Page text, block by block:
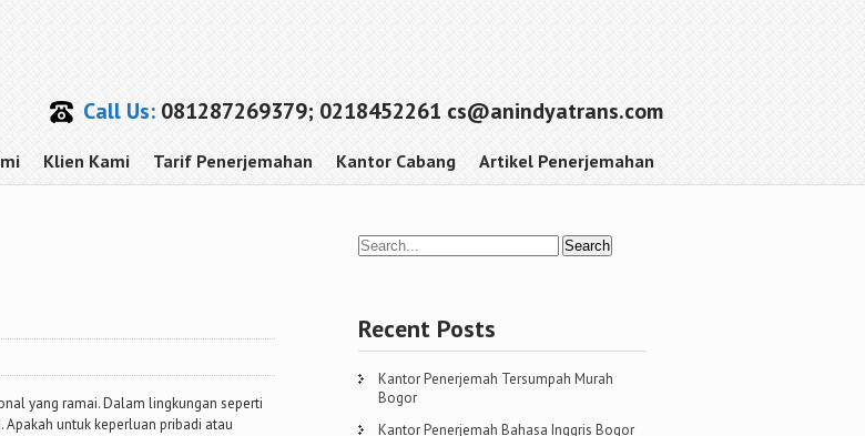
Call Us:081287269379; 0218452261 cs@anindyatrans.com
Klien Kami Tarif Penerjemahan Kantor Cabang Artikel Penerjemahan
yang ramai. Dalam lingkungan seperti
untuk keperluan pribadi atau
Recent Posts
Kantor Penerjemah Tersumpah Murah
Bogor
Kantor Penerjemah Bahasa Inggris Bogor